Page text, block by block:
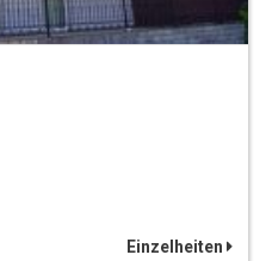
Einzelheiten